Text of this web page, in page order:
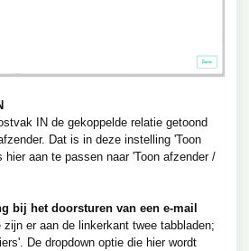
IN de gekoppelde relatie getoond
Dat is in deze instelling 'Toon
hier aan te passen naar 'Toon afzender /
bij het doorsturen van een e-mail
zijn er aan de linkerkant twee tabbladen;
De dropdown optie die hier wordt